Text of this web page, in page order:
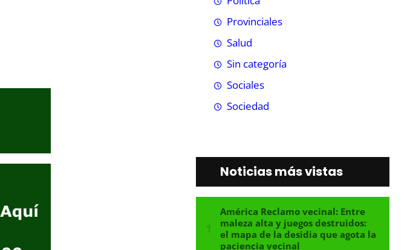
Provinciales
Salud
Sin categoría
Sociales
Sociedad
Noticias más vistas